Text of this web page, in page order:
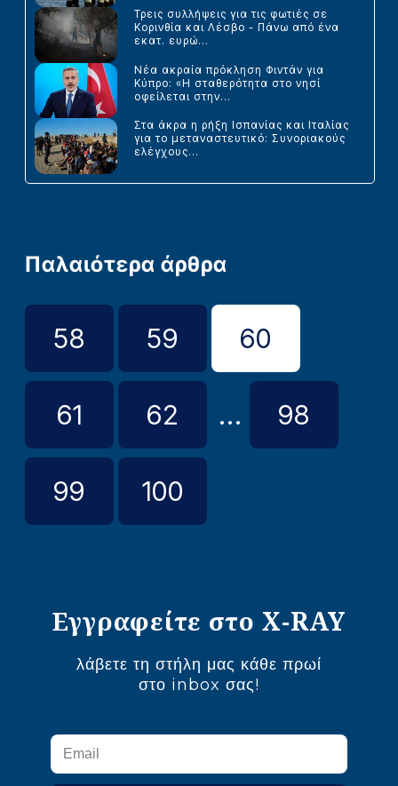
Τρεις συλλήψεις για τις φωτιές σε
Κορινθία και Λέσβο - Πάνω από ένα
εκατ. ευρώ...
Νέα ακραία πρόκληση Φιντάν για
Κύπρο: «Η σταθερότητα στο νησί
οφείλεται στην...
Στα άκρα η ρήξη Ισπανίας και Ιταλίας
για το μεταναστευτικό: Συνοριακούς
ελέγχους...
Παλαιότερα άρθρα
58 59 60
61 62 ... 98
99 100
Εγγραφείτε στο X-RAY
λάβετε τη στήλη μας κάθε πρωί
στο inbox σας!